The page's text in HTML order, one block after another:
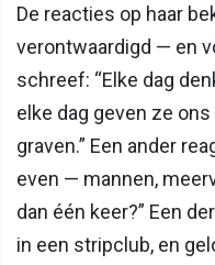
De reacties op haar
verontwaardigd — en
schreef: “Elke dag
elke dag geven ze
graven.” Een ander
even — mannen,
dan één keer?” Een
in een stripclub, en